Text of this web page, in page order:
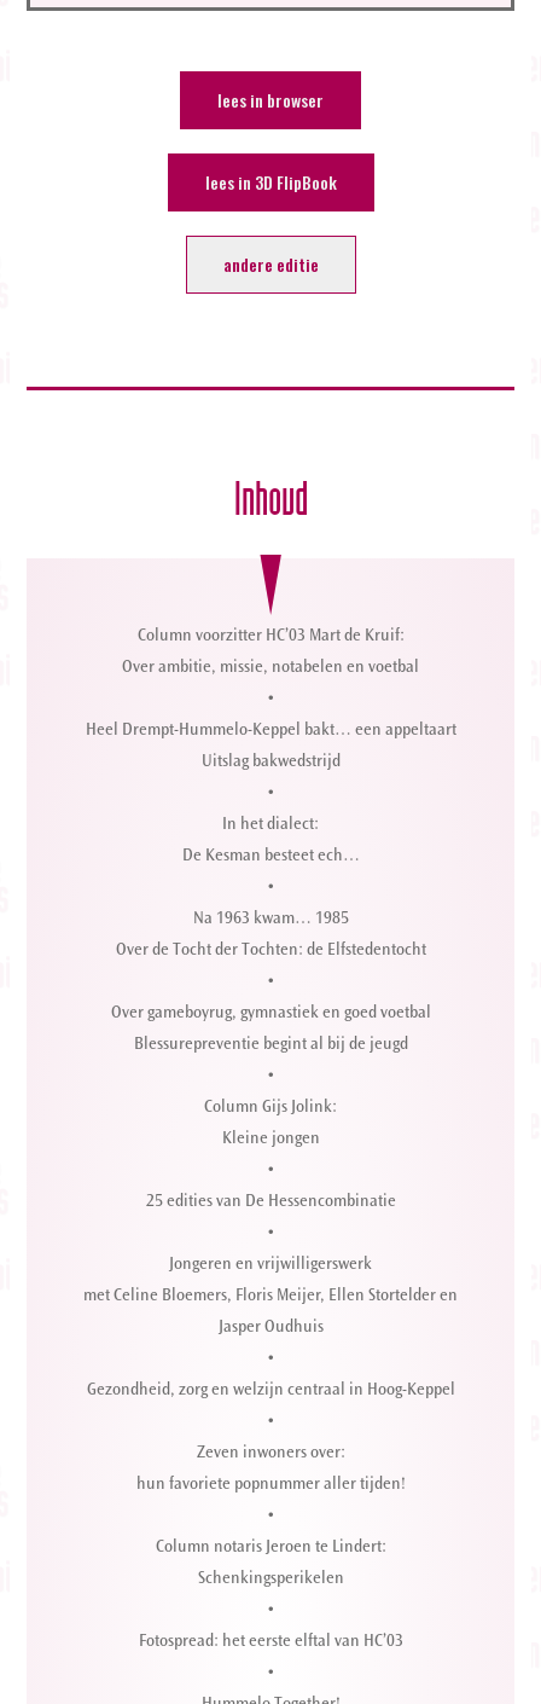
lees in browser
lees in 3D FlipBook
andere editie
Inhoud
Column voorzitter HC’03 Mart de Kruif:
Over ambitie, missie, notabelen en voetbal
•
Heel Drempt-Hummelo-Keppel bakt… een appeltaart
Uitslag bakwedstrijd
•
In het dialect:
De Kesman besteet ech…
•
Na 1963 kwam… 1985
Over de Tocht der Tochten: de Elfstedentocht
•
Over gameboyrug, gymnastiek en goed voetbal
Blessurepreventie begint al bij de jeugd
•
Column Gijs Jolink:
Kleine jongen
•
25 edities van De Hessencombinatie
•
Jongeren en vrijwilligerswerk
met Celine Bloemers, Floris Meijer, Ellen Stortelder en
Jasper Oudhuis
•
Gezondheid, zorg en welzijn centraal in Hoog-Keppel
•
Zeven inwoners over:
hun favoriete popnummer aller tijden!
•
Column notaris Jeroen te Lindert:
Schenkingsperikelen
•
Fotospread: het eerste elftal van HC’03
•